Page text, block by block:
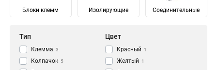
Блоки клемм Изолирующие Соединительные
Тип
Клемма 3
Колпачок 5
Цвет
Красный 1
Желтый 1